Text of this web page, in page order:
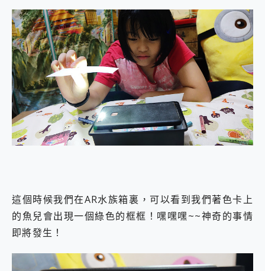
這個時候我們在AR水族箱裏，可以看到我們著色卡上
的魚兒會出現一個綠色的框框！嘿嘿嘿~~神奇的事情
即將發生！